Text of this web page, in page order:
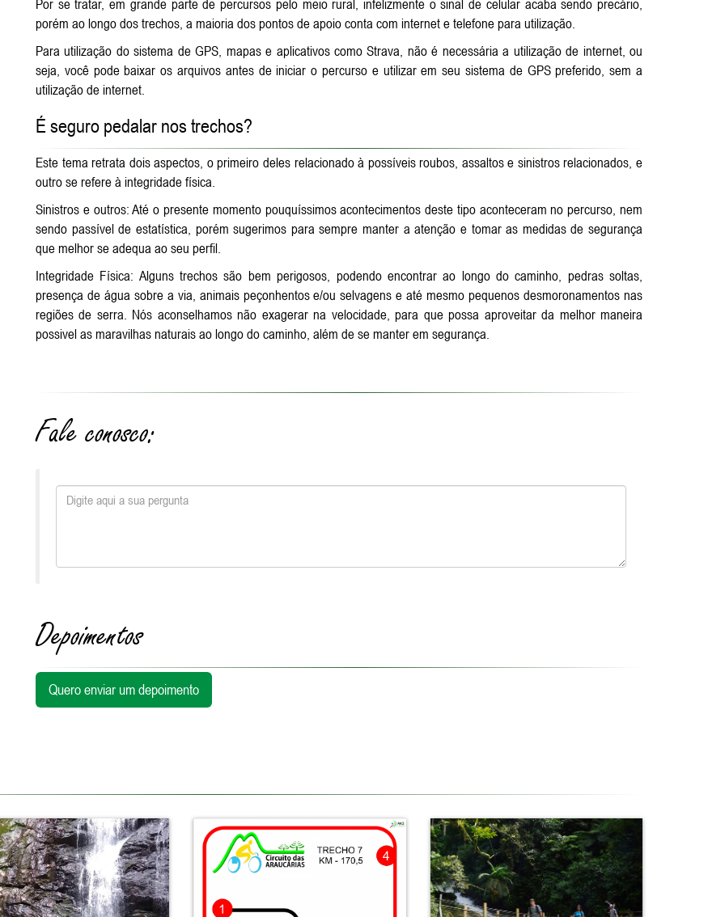
Por se tratar, em grande parte de percursos pelo meio rural, infelizmente o sinal de celular acaba sendo precário,
porém ao longo dos trechos, a maioria dos pontos de apoio conta com internet e telefone para utilização.
Para utilização do sistema de GPS, mapas e aplicativos como Strava, não é necessária a utilização de internet, ou
seja, você pode baixar os arquivos antes de iniciar o percurso e utilizar em seu sistema de GPS preferido, sem a
utilização de internet.
É seguro pedalar nos trechos?
Este tema retrata dois aspectos, o primeiro deles relacionado à possíveis roubos, assaltos e sinistros relacionados, e
outro se refere à integridade física.
Sinistros e outros: Até o presente momento pouquíssimos acontecimentos deste tipo aconteceram no percurso, nem
sendo passível de estatística, porém sugerimos para sempre manter a atenção e tomar as medidas de segurança
que melhor se adequa ao seu perfil.
Integridade Física: Alguns trechos são bem perigosos, podendo encontrar ao longo do caminho, pedras soltas,
presença de água sobre a via, animais peçonhentos e/ou selvagens e até mesmo pequenos desmoronamentos nas
regiões de serra. Nós aconselhamos não exagerar na velocidade, para que possa aproveitar da melhor maneira
possivel as maravilhas naturais ao longo do caminho, além de se manter em segurança.
Fale conosco:
Depoimentos
Quero enviar um depoimento